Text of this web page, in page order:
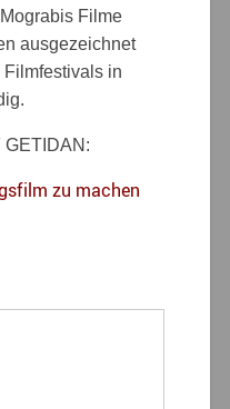
Filme
ausgezeichnet
in
GETIDAN:
zu machen